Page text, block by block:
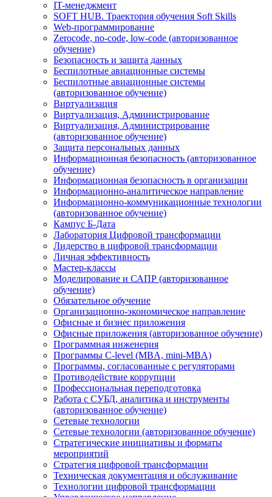
IT-менеджмент
SOFT HUB. Траектория обучения Soft Skills
Web-программирование
Zerocode, no-code, low-code (авторизованное
обучение)
Безопасность и защита данных
Беспилотные авиационные системы
Беспилотные авиационные системы
(авторизованное обучение)
Виртуализация
Виртуализация, Администрирование
Виртуализация, Администрирование
(авторизованное обучение)
Защита персональных данных
Информационная безопасность (авторизованное
обучение)
Информационная безопасность в организации
Информационно-аналитическое направление
Информационно-коммуникационные технологии
(авторизованное обучение)
Кампус Б-Дата
Лаборатория Цифровой трансформации
Лидерство в цифровой трансформации
Личная эффективность
Мастер-классы
Моделирование и САПР (авторизованное
обучение)
Обязательное обучение
Организационно-экономическое направление
Офисные и бизнес приложения
Офисные приложения (авторизованное обучение)
Программная инженерия
Программы C-level (MBA, mini-MBA)
Программы, согласованные с регуляторами
Противодействие коррупции
Профессиональная переподготовка
Работа с СУБД, аналитика и инструменты
(авторизованное обучение)
Сетевые технологии
Сетевые технологии (авторизованное обучение)
Стратегические инициативы и форматы
мероприятий
Стратегия цифровой трансформации
Техническая документация и обслуживание
Технологии цифровой трансформации